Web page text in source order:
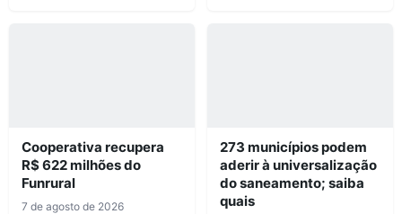
Cooperativa recupera
R$ 622 milhões do
Funrural
7 de agosto de 2026
273 municípios podem
aderir à universalização
do saneamento; saiba
quais